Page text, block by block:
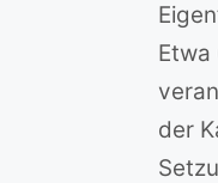
Etwa
der